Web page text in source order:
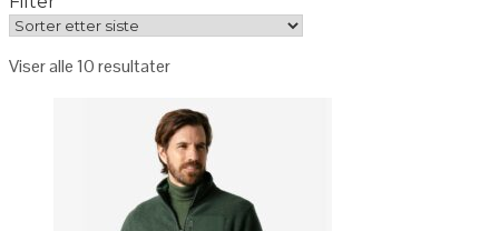
Viser alle 10 resultater